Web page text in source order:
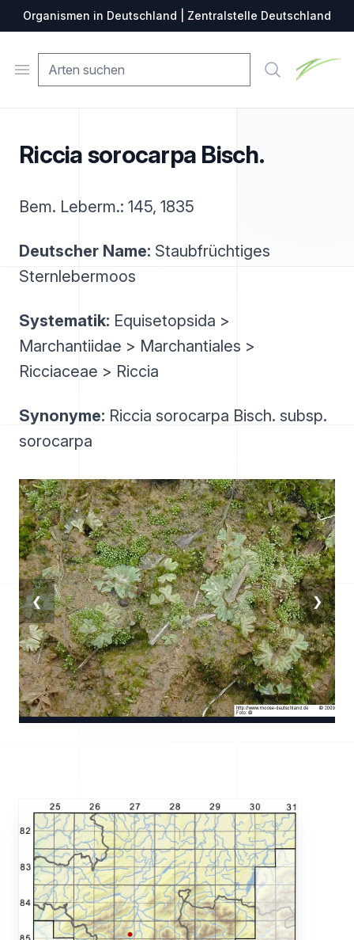
Organismen in Deutschland | Zentralstelle Deutschland
Open menu Suche
Riccia sorocarpa Bisch.
Bem. Leberm.: 145, 1835
Deutscher Name: Staubfrüchtiges
Sternlebermoos
Systematik: Equisetopsida >
Marchantiidae > Marchantiales >
Ricciaceae > Riccia
Synonyme: Riccia sorocarpa Bisch. subsp.
sorocarpa
❮ ❯